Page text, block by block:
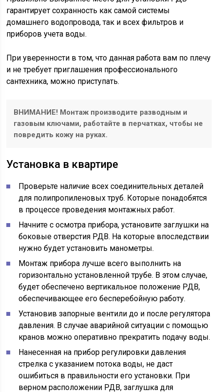
гарантирует сохранность как самой системы
домашнего водопровода, так и всех фильтров и
приборов учета воды.
При уверенности в том, что данная работа вам по плечу
и не требует приглашения профессионального
сантехника, можно приступать.
ВНИМАНИЕ! Монтаж производите разводным и
газовым ключами, работайте в перчатках, чтобы не
повредить кожу на руках.
Установка в квартире
Проверьте наличие всех соединительных деталей
для полипропиленовых труб. Которые понадобятся
в процессе проведения монтажных работ.
Начните с осмотра прибора, установите заглушки на
боковые отверстия РДВ. На которые впоследствии
нужно будет установить манометры.
Монтаж прибора лучше всего выполнить на
горизонтально установленной трубе. В этом случае,
будет обеспечено вертикальное положение РДВ,
обеспечивающее его бесперебойную работу.
Установив запорные вентили до и после регулятора
давления. В случае аварийной ситуации с помощью
кранов можно оперативно прекратить подачу воды.
Нанесенная на прибор регулировки давления
стрелка с указанием потока воды, не даст
ошибиться в правильности его установки. При
верном расположении РДВ, заглушка для